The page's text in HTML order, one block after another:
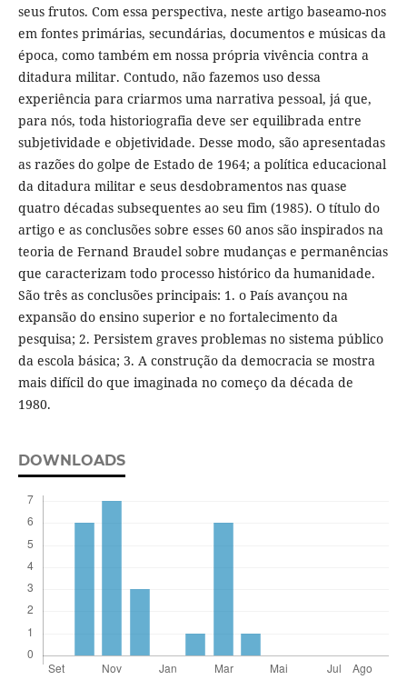
seus frutos. Com essa perspectiva, neste artigo baseamo-nos
em fontes primárias, secundárias, documentos e músicas da
época, como também em nossa própria vivência contra a
ditadura militar. Contudo, não fazemos uso dessa
experiência para criarmos uma narrativa pessoal, já que,
para nós, toda historiografia deve ser equilibrada entre
subjetividade e objetividade. Desse modo, são apresentadas
as razões do golpe de Estado de 1964; a política educacional
da ditadura militar e seus desdobramentos nas quase
quatro décadas subsequentes ao seu fim (1985). O título do
artigo e as conclusões sobre esses 60 anos são inspirados na
teoria de Fernand Braudel sobre mudanças e permanências
que caracterizam todo processo histórico da humanidade.
São três as conclusões principais: 1. o País avançou na
expansão do ensino superior e no fortalecimento da
pesquisa; 2. Persistem graves problemas no sistema público
da escola básica; 3. A construção da democracia se mostra
mais difícil do que imaginada no começo da década de
1980.
DOWNLOADS